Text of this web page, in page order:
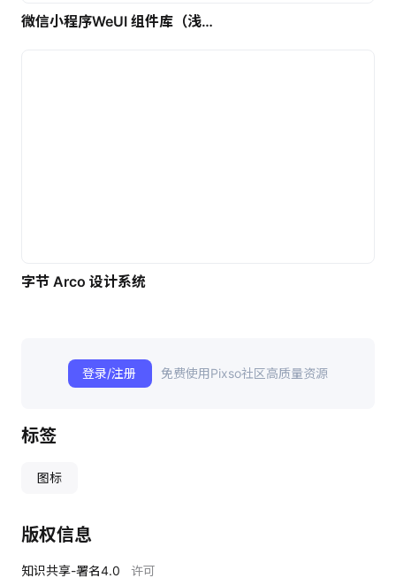
微信小程序WeUI 组件库（浅色）| 免费UI设计素材
字节 Arco 设计系统
登录/注册 免费使用Pixso社区高质量资源
标签
图标
版权信息
知识共享-署名4.0 许可